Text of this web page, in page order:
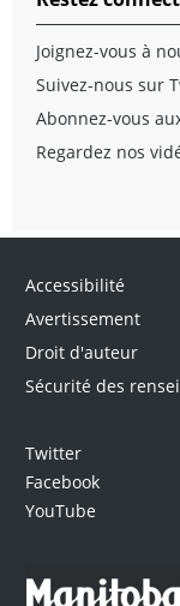
Joignez-vous à
Suivez-nous sur
Abonnez-vous
Regardez nos
Accessibilité
Avertissement
Droit d'auteur
Sécurité des
Twitter
Facebook
YouTube